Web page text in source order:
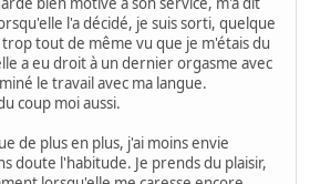
l'a décidé, je suis sorti, quelque
tout de même vu que je m'étais du
a eu droit à un dernier orgasme avec
le travail avec ma langue.
coup moi aussi.
de plus en plus, j'ai moins envie
doute l'habitude. Je prends du plaisir,